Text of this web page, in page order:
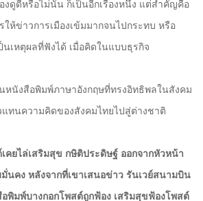
งดูดีหรือไม่นั้น ก็เป็นอีกเรื่องหนึ่ง แต่สำคัญคือ
ให้ข่าวการเมืองเข้มมากจนไปกระทบ หรือ
เหตุผลที่ฟังได้ เมื่อคิดในแบบธุรกิจ
หนังสือพิมพ์ภาษาอังกฤษที่ทรงอิทธิพลในสังคม
ทนความคิดของสังคมไทยไปสู่ต่างชาติ
ยไล่เสริมสุข กษิติประดิษฐ์ ออกจากหัวหน้า
นคง หลังจากที่เขาเสนอข่าว รันเวย์สนามบิน
พิมพ์บางกอกโพสต์ถูกฟ้อง เสริมสุขฟ้องโพสต์